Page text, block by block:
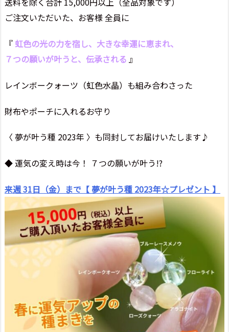
ご注文いただいた、お客様 全員に
『 虹色の光の力を宿し、大きな幸運に恵まれ、
７つの願いが叶うと、伝承される 』
レインボークォーツ（虹色水晶）も組み合わさった
財布やポーチに入れるお守り
〈 夢が叶う種 2023年 〉も同封してお届けいたします♪
◆ 運気の変え時は今！ ７つの願いが叶う!?
来週 31日（金）まで【 夢が叶う種 2023年☆プレゼント 】